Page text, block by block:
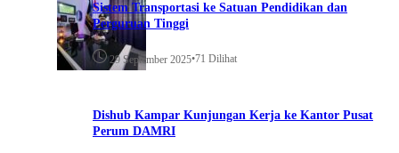
Sistem Transportasi ke Satuan Pendidikan dan
Perguruan Tinggi
29 September 2025•71 Dilihat
Dishub Kampar Kunjungan Kerja ke Kantor Pusat
Perum DAMRI